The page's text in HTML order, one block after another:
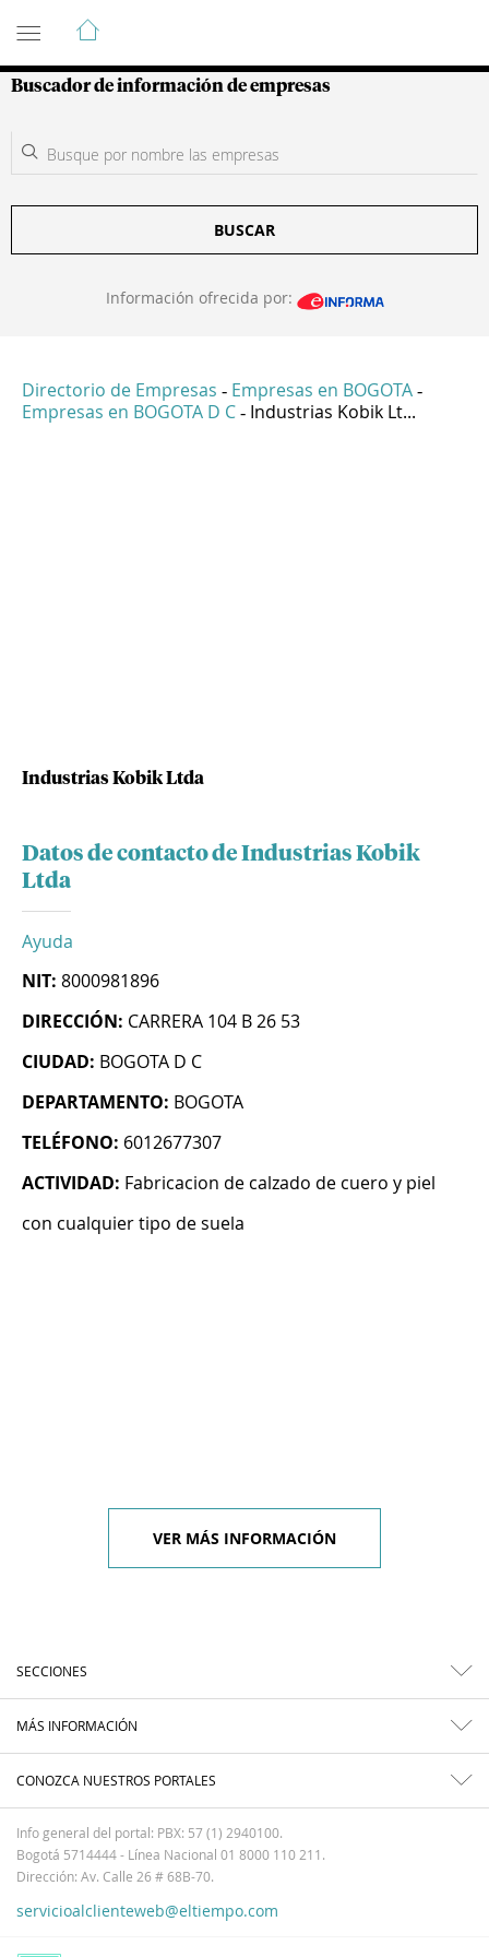
Guía de Empresas Colombianas
Buscador de información de empresas
BUSCAR
Información ofrecida por:
Directorio de Empresas - Empresas en BOGOTA -
Empresas en BOGOTA D C - Industrias Kobik Lt...
Industrias Kobik Ltda
Datos de contacto de Industrias Kobik
Ltda
Ayuda
NIT: 8000981896
DIRECCIÓN: CARRERA 104 B 26 53
CIUDAD: BOGOTA D C
DEPARTAMENTO: BOGOTA
TELÉFONO: 6012677307
ACTIVIDAD: Fabricacion de calzado de cuero y piel
con cualquier tipo de suela
VER MÁS INFORMACIÓN
SECCIONES
MÁS INFORMACIÓN
CONOZCA NUESTROS PORTALES
Info general del portal: PBX: 57 (1) 2940100.
Bogotá 5714444 - Línea Nacional 01 8000 110 211.
Dirección: Av. Calle 26 # 68B-70.
servicioalclienteweb@eltiempo.com